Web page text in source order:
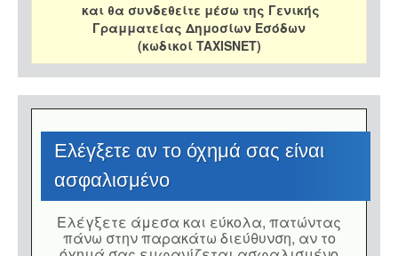
και θα συνδεθείτε μέσω της Γενικής
Γραμματείας Δημοσίων Εσόδων
(κωδικοί TAXISNET)
Eλέγξετε αν το όχημά σας είναι
ασφαλισμένο
Eλέγξετε άμεσα και εύκολα, πατώντας
πάνω στην παρακάτω διεύθυνση, αν το